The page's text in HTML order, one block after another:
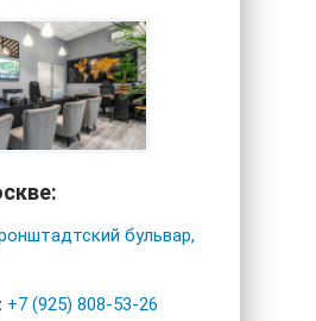
бульвар,
+7 (925) 808-53-26